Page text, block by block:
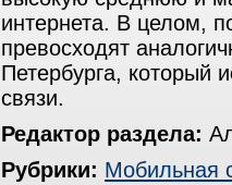
интернета. В целом,
превосходят
Петербурга, который
связи.
Редактор раздела:
Рубрики: Мобильная